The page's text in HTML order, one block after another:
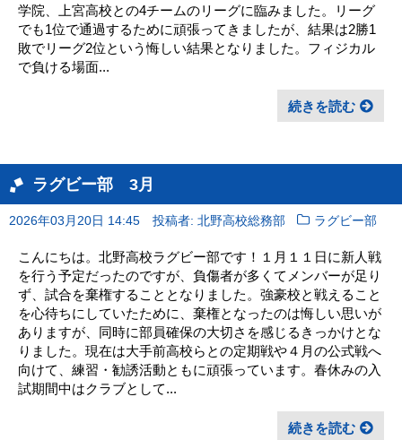
学院、上宮高校との4チームのリーグに臨みました。リーグ
でも1位で通過するために頑張ってきましたが、結果は2勝1
敗でリーグ2位という悔しい結果となりました。フィジカル
で負ける場面...
続きを読む
ラグビー部 3月
2026年03月20日 14:45 投稿者: 北野高校総務部 ラグビー部
こんにちは。北野高校ラグビー部です！１月１１日に新人戦
を行う予定だったのですが、負傷者が多くてメンバーが足り
ず、試合を棄権することとなりました。強豪校と戦えること
を心待ちにしていたために、棄権となったのは悔しい思いが
ありますが、同時に部員確保の大切さを感じるきっかけとな
りました。現在は大手前高校らとの定期戦や４月の公式戦へ
向けて、練習・勧誘活動ともに頑張っています。春休みの入
試期間中はクラブとして...
続きを読む